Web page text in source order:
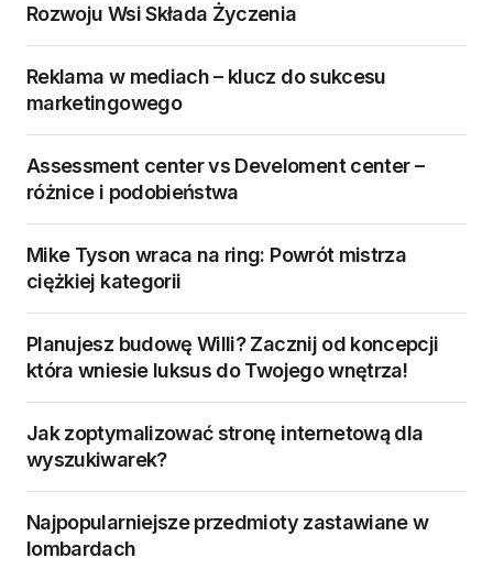
Rozwoju Wsi Składa Życzenia
Reklama w mediach – klucz do sukcesu
marketingowego
Assessment center vs Develoment center –
różnice i podobieństwa
Mike Tyson wraca na ring: Powrót mistrza
ciężkiej kategorii
Planujesz budowę Willi? Zacznij od koncepcji
która wniesie luksus do Twojego wnętrza!
Jak zoptymalizować stronę internetową dla
wyszukiwarek?
Najpopularniejsze przedmioty zastawiane w
lombardach